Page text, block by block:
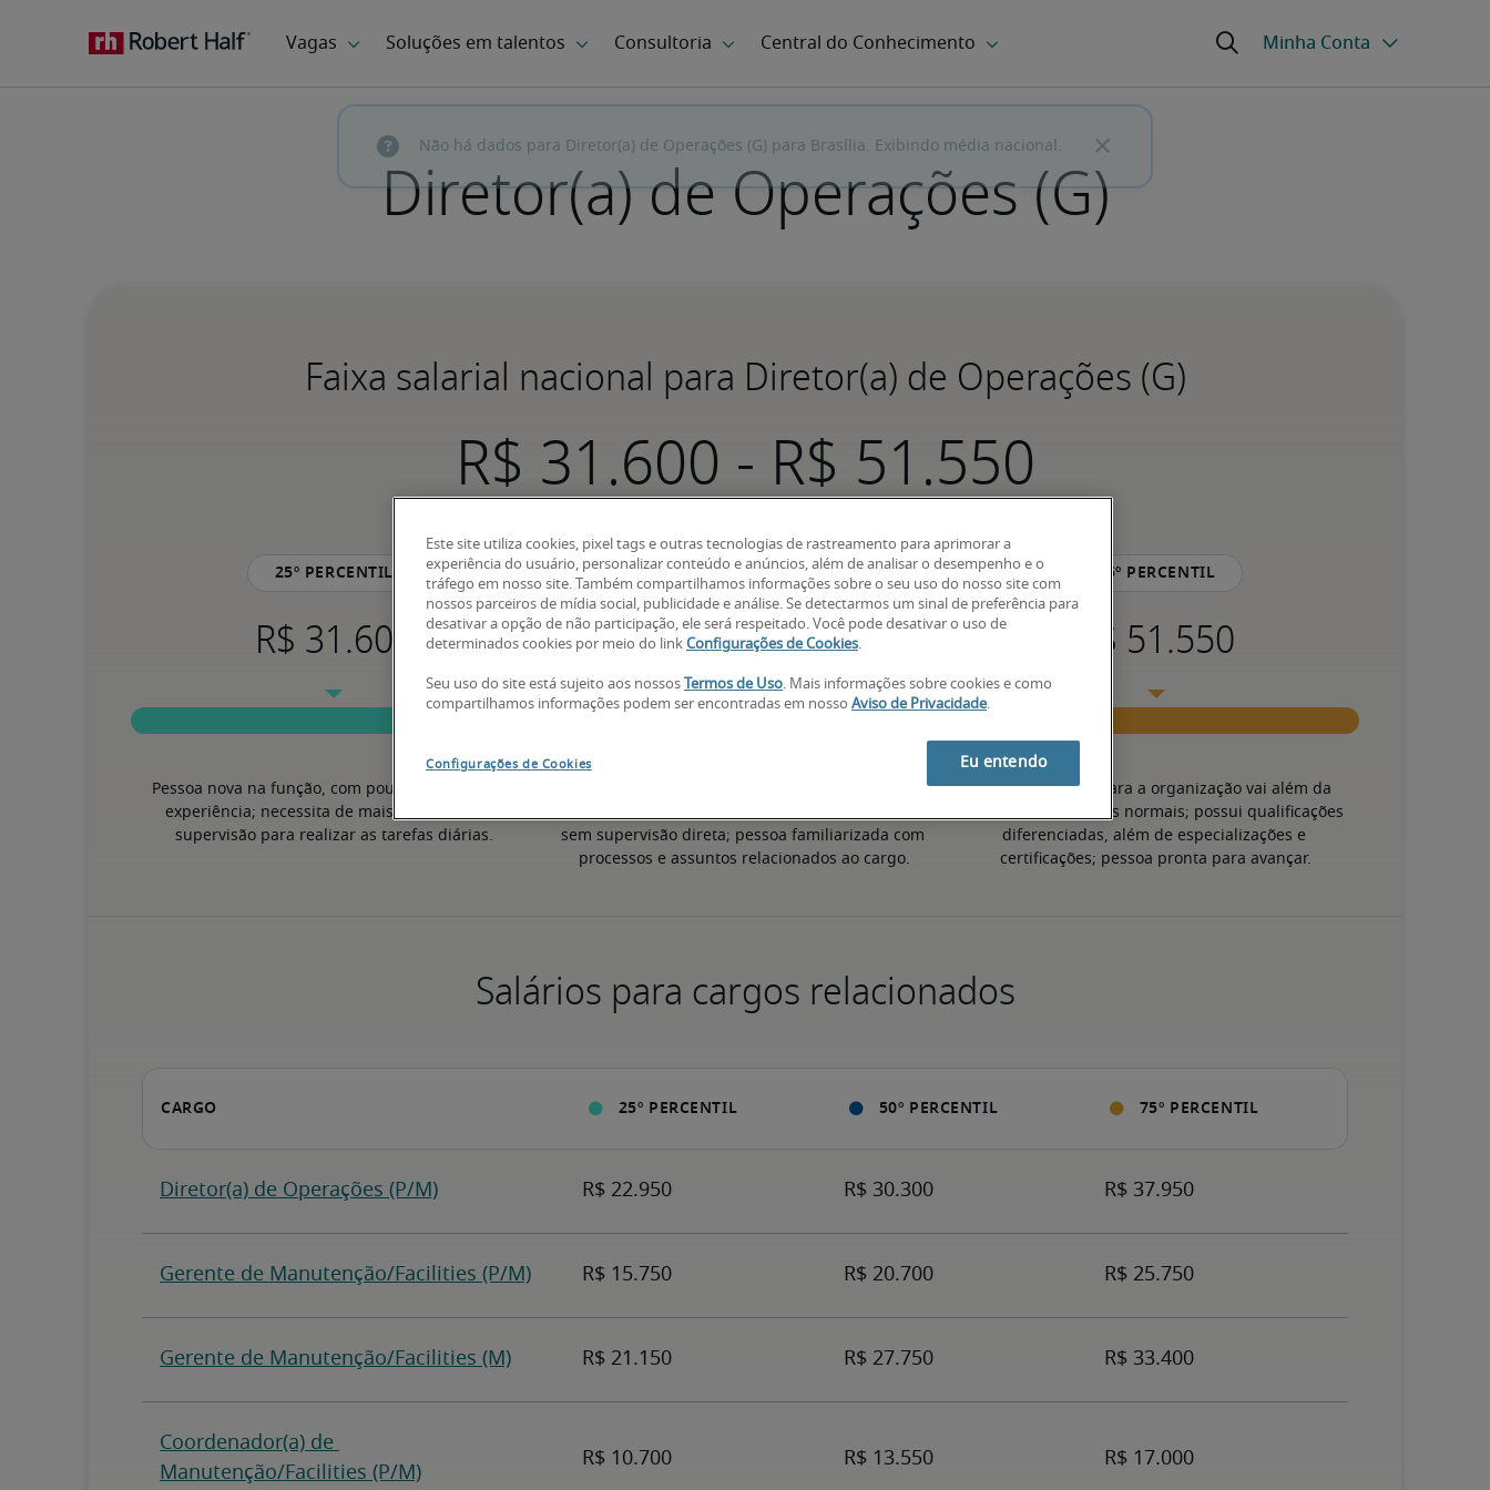
Diretor(a) de Operações (G)
Faixa salarial nacional para Diretor(a) de Operações (G)
-
25º percentil
Pessoa nova na função, com pouca ou nenhuma
experiência; necessita de mais instruções ou
supervisão para realizar as tarefas diárias.
50º percentil
sem supervisão direta; pessoa familiarizada com
processos e assuntos relacionados ao cargo.
75º percentil
Valor da pessoa para a organização vai além da
execução das tarefas normais; possui qualificações
diferenciadas, além de especializações e
certificações; pessoa pronta para avançar.
Salários para cargos relacionados
Este site utiliza cookies, pixel tags e outras tecnologias de rastreamento para aprimorar a
experiência do usuário, personalizar conteúdo e anúncios, além de analisar o desempenho e o
tráfego em nosso site. Também compartilhamos informações sobre o seu uso do nosso site com
nossos parceiros de mídia social, publicidade e análise. Se detectarmos um sinal de preferência para
desativar a opção de não participação, ele será respeitado. Você pode desativar o uso de
determinados cookies por meio do link Configurações de Cookies.
Seu uso do site está sujeito aos nossos Termos de Uso. Mais informações sobre cookies e como
compartilhamos informações podem ser encontradas em nosso Aviso de Privacidade.
Configurações de Cookies Eu entendo